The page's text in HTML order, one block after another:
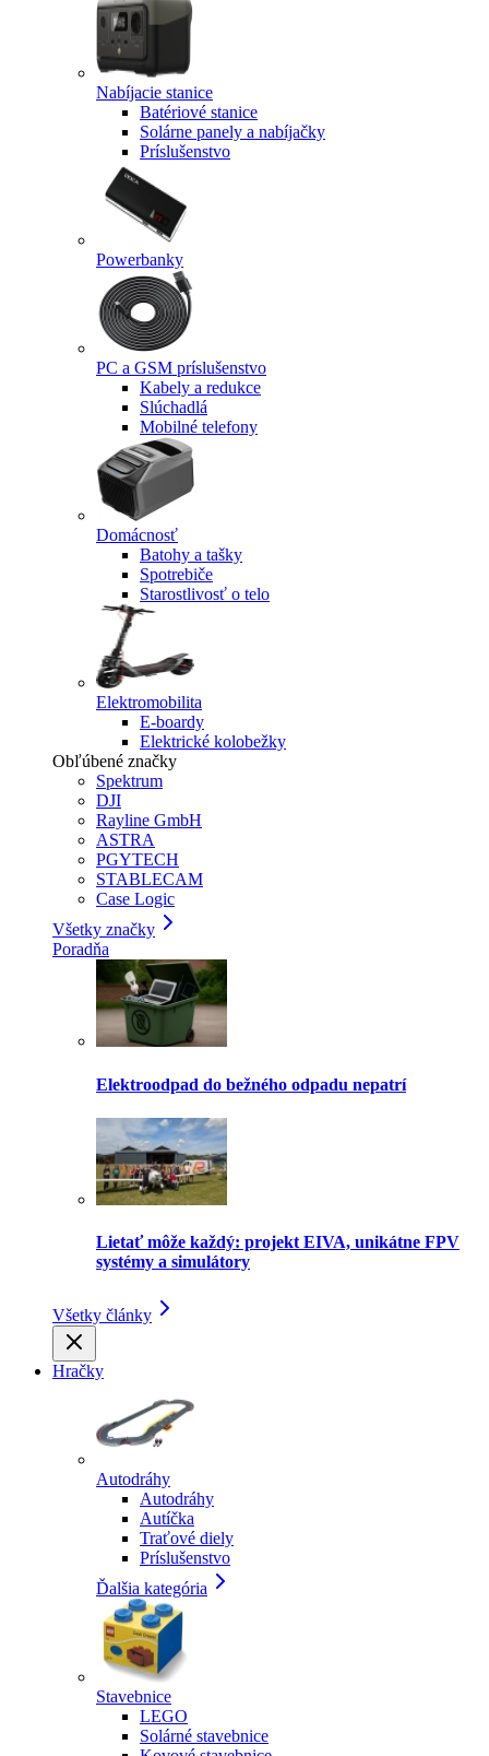
Nabíjacie stanice
Batériové stanice
Solárne panely a nabíjačky
Príslušenstvo
Powerbanky
PC a GSM príslušenstvo
Kabely a redukce
Slúchadlá
Mobilné telefony
Domácnosť
Batohy a tašky
Spotrebiče
Starostlivosť o telo
Elektromobilita
E-boardy
Elektrické kolobežky
Obľúbené značky
Spektrum
DJI
Rayline GmbH
ASTRA
PGYTECH
STABLECAM
Case Logic
Všetky značky
Poradňa
Elektroodpad do bežného odpadu nepatrí
Lietať môže každý: projekt EIVA, unikátne FPV
systémy a simulátory
Všetky články
Hračky
Autodráhy
Autodráhy
Autíčka
Traťové diely
Príslušenstvo
Ďalšia kategória
Stavebnice
LEGO
Solárné stavebnice